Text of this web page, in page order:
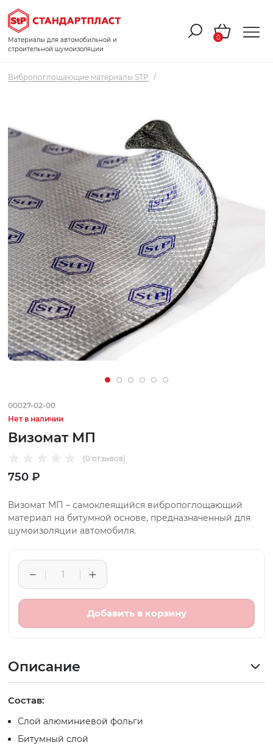
Материалы для автомобильной и
строительной шумоизоляции
0
Вибропоглощающие материалы STP /
00027-02-00
Нет в наличии
Визомат МП
(0 отзывов)
750 ₽
Визомат МП – самоклеящийся вибропоглощающий
материал на битумной основе, предназначенный для
шумоизоляции автомобиля.
Добавить в корзину
Описание
Состав:
Слой алюминиевой фольги
Битумный слой